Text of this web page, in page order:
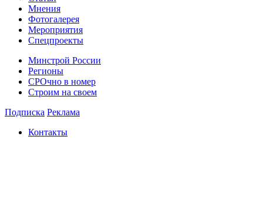
Мнения
Фотогалерея
Мероприятия
Спецпроекты
Минстрой России
Регионы
СРОчно в номер
Строим на своем
Подписка Реклама
Контакты